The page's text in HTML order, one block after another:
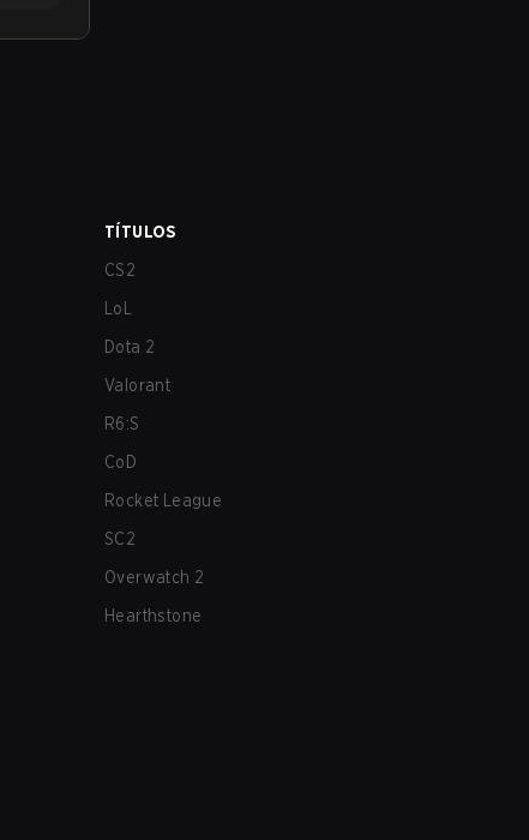
TÍTULOS
CS2
LoL
Dota 2
Valorant
R6:S
CoD
Rocket League
SC2
Overwatch 2
Hearthstone